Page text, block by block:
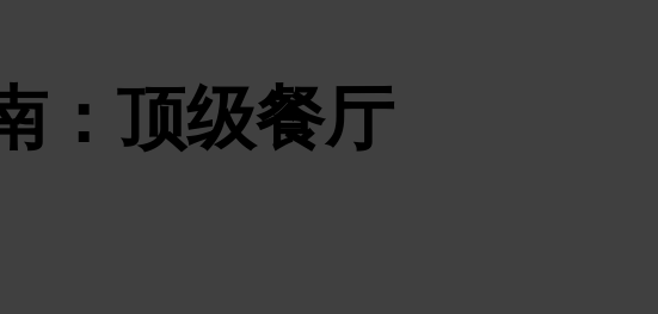
：顶级餐厅